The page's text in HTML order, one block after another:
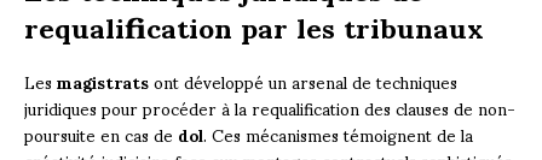
requalification par les tribunaux
Lesmagistratsont développé un arsenal de techniques
juridiques pour procéder à la requalification des clauses de non-
poursuite en cas dedol. Ces mécanismes témoignent de la